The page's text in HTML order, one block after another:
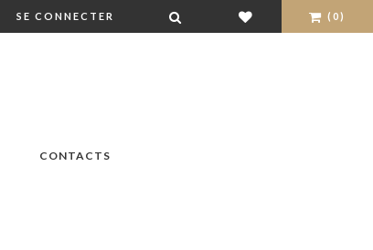
SE CONNECTER (0)
CONTACTS